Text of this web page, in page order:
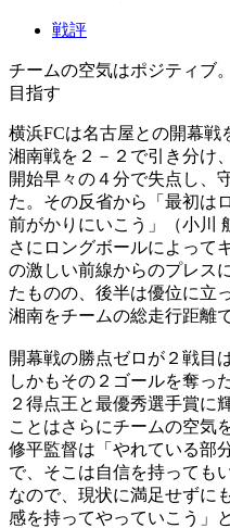
戦評
チームの空気はポジティブ
目指す
横浜FCは名古屋との開幕戦
湘南戦を２－２で引き分け
開始早々の４分で失点し、
た。その反省から「最初は
前がかりにいこう」（小川
さにロングボールによって
の激しい前線からのプレス
たものの、後半は優位に立
湘南をチームの総走行距離
開幕戦の勝点ゼロが２戦目
しかもその２ゴールを奪っ
２得点王と最優秀選手賞に
ことはさらにチームの空気
修平監督は「やれている部
で、そこは自信を持っても
なので、現状に満足せずに
感を持ってやっていこう」